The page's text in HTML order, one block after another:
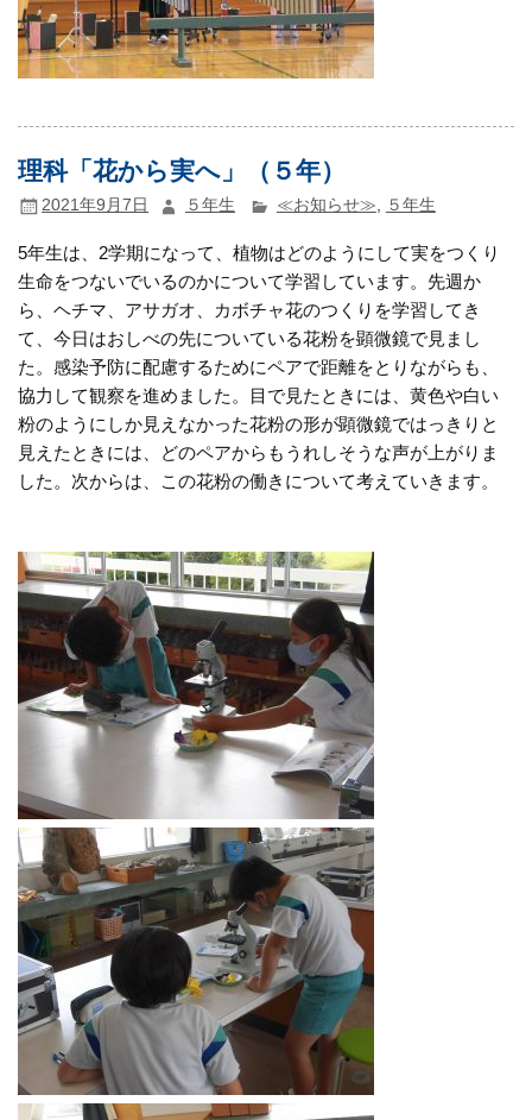
理科「花から実へ」（５年）
2021年9月7日 ５年生 ≪お知らせ≫, ５年生
5年生は、2学期になって、植物はどのようにして実をつくり
生命をつないでいるのかについて学習しています。先週か
ら、ヘチマ、アサガオ、カボチャ花のつくりを学習してき
て、今日はおしべの先についている花粉を顕微鏡で見まし
た。感染予防に配慮するためにペアで距離をとりながらも、
協力して観察を進めました。目で見たときには、黄色や白い
粉のようにしか見えなかった花粉の形が顕微鏡ではっきりと
見えたときには、どのペアからもうれしそうな声が上がりま
した。次からは、この花粉の働きについて考えていきます。